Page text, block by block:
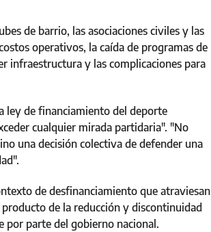
de barrio, las asociaciones civiles y las
operativos, la caída de programas de
infraestructura y las complicaciones para
ley de financiamiento del deporte
cualquier mirada partidaria". "No
una decisión colectiva de defender una
de desfinanciamiento que atraviesan
de la reducción y discontinuidad
por parte del gobierno nacional.